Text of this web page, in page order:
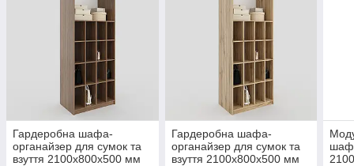
Гардеробна шафа-
органайзер для сумок та
взуття 2100х800х500 мм
Гардеробна шафа-
органайзер для сумок та
взуття 2100х800х500 мм